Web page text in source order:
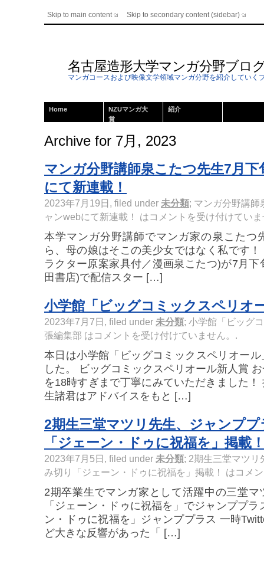
Skip to main content Skip to secondary content (sidebar)
名古屋造形大学マンガ分野ブロ
マンガコースおよび映像文学領域マンガ分野を紹介していく
Home
NZUマンガ大
賞
紹介
Archive for 7月, 2023
マンガ分野講師泉こたつ先生7月
にて新連載！
2023年7月19日, filed under 未分類; マンガ分野講師
ャンwebにて新連載！ はコメントを受け付けてい
本学マンガ分野講師でマンガ家の泉こたつ
ら、母の娘はそこの美少女ではなく私です
ラクター原案家具付／漫画泉こたつ)が7月
田書店)で配信スター […]
小学館「ビッグコミックスペリオ
2023年7月7日, filed under 未分類; 小学館「ビッグ
張編集部 はコメントを受け付けていません。 .
本日は小学館「ビッグコミックスペリオー
した。 ビッグコミックスペリオール新人賞
を18時すぎまで丁寧にみていただきました
生諸君はアドバイスをもと […]
2期生三堂マツリ先生、ジャンプ
「ジェーン・ドゥに祝福を」掲載
2023年7月5日, filed under 未分類; 2期生三堂マツリ
み切り「ジェーン・ドゥに祝福を」掲載！ はコメ
2期卒業生でマンガ家として活躍中の三堂
「ジェーン・ドゥに祝福を」でジャンププ
ン・ドゥに祝福を」ジャンププラス 一時
ど大きな反響があった「 […]